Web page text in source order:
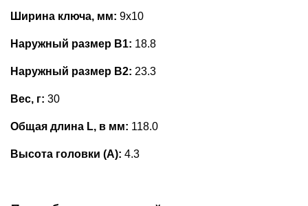
Ширина ключа, мм: 9x10
Наружный размер В1: 18.8
Наружный размер В2: 23.3
Вес, г: 30
Общая длина L, в мм: 118.0
Высота головки (А): 4.3